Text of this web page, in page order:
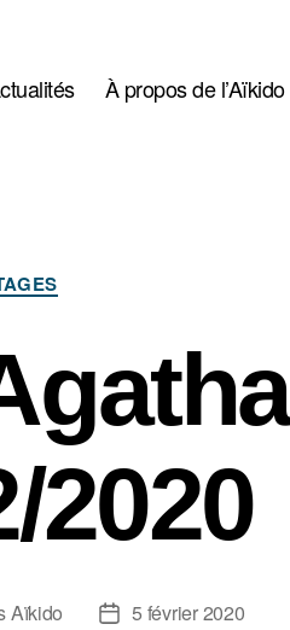
À propos de l’Aïkido
Catégories
2020
Aïkido
Date5 février 2020